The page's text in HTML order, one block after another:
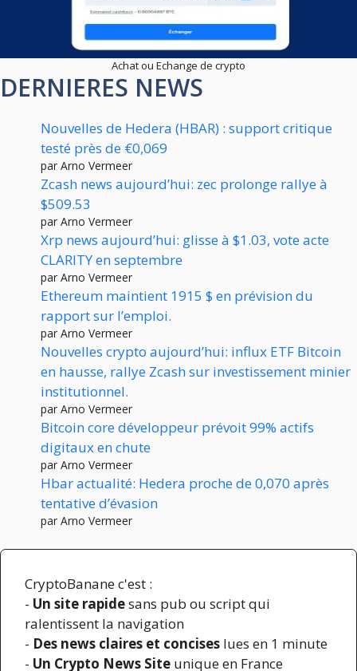
Achat ou Echange de crypto
DERNIERES NEWS
Nouvelles de Hedera (HBAR) : support critique
testé près de €0,069
par Arno Vermeer
Zcash news aujourd’hui: zec prolonge rallye à
$509.53
par Arno Vermeer
Xrp news aujourd’hui: glisse à $1.03, vote acte
CLARITY en septembre
par Arno Vermeer
Ethereum maintient 1915 $ en prévision du
rapport sur l’emploi.
par Arno Vermeer
Nouvelles crypto aujourd’hui: influx ETF Bitcoin
en hausse, rallye Zcash sur investissement minier
institutionnel.
par Arno Vermeer
Bitcoin core développeur prévoit 99% actifs
digitaux en chute
par Arno Vermeer
Hbar actualité: Hedera proche de 0,070 après
tentative d’évasion
par Arno Vermeer
CryptoBanane c'est :
- Un site rapidesans pub ou script qui
ralentissent la navigation
- Des news claires et concises lues en 1 minute
- Un Crypto News Site unique en France